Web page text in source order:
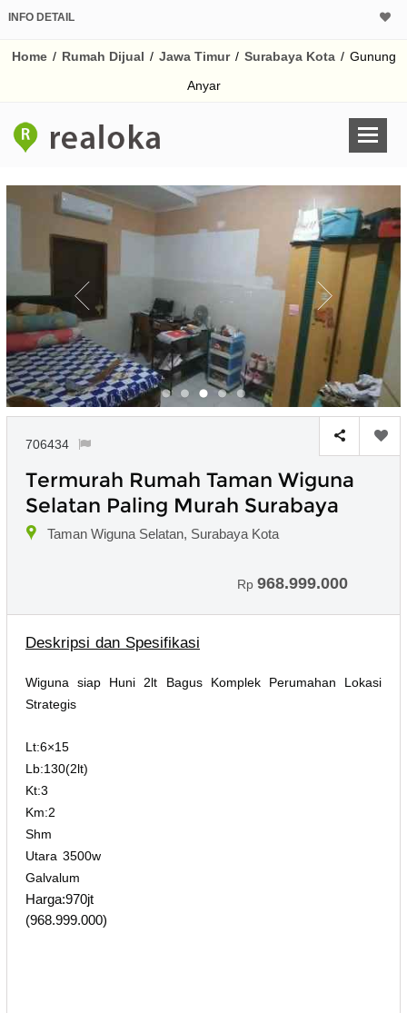
INFO DETAIL
Home / Rumah Dijual / Jawa Timur / Surabaya Kota / Gunung
Anyar
706434
Termurah Rumah Taman Wiguna
Selatan Paling Murah Surabaya
Taman Wiguna Selatan, Surabaya Kota
Rp 968.999.000
Deskripsi dan Spesifikasi
Wiguna siap Huni 2lt Bagus Komplek Perumahan Lokasi
Strategis
Lt:6×15
Lb:130(2lt)
Kt:3
Km:2
Shm
Utara 3500w
Galvalum
Harga:970jt
(968.999.000)
Harga Rp
% /th
Untuk hasil simulasi
pada kotak-
Simpan